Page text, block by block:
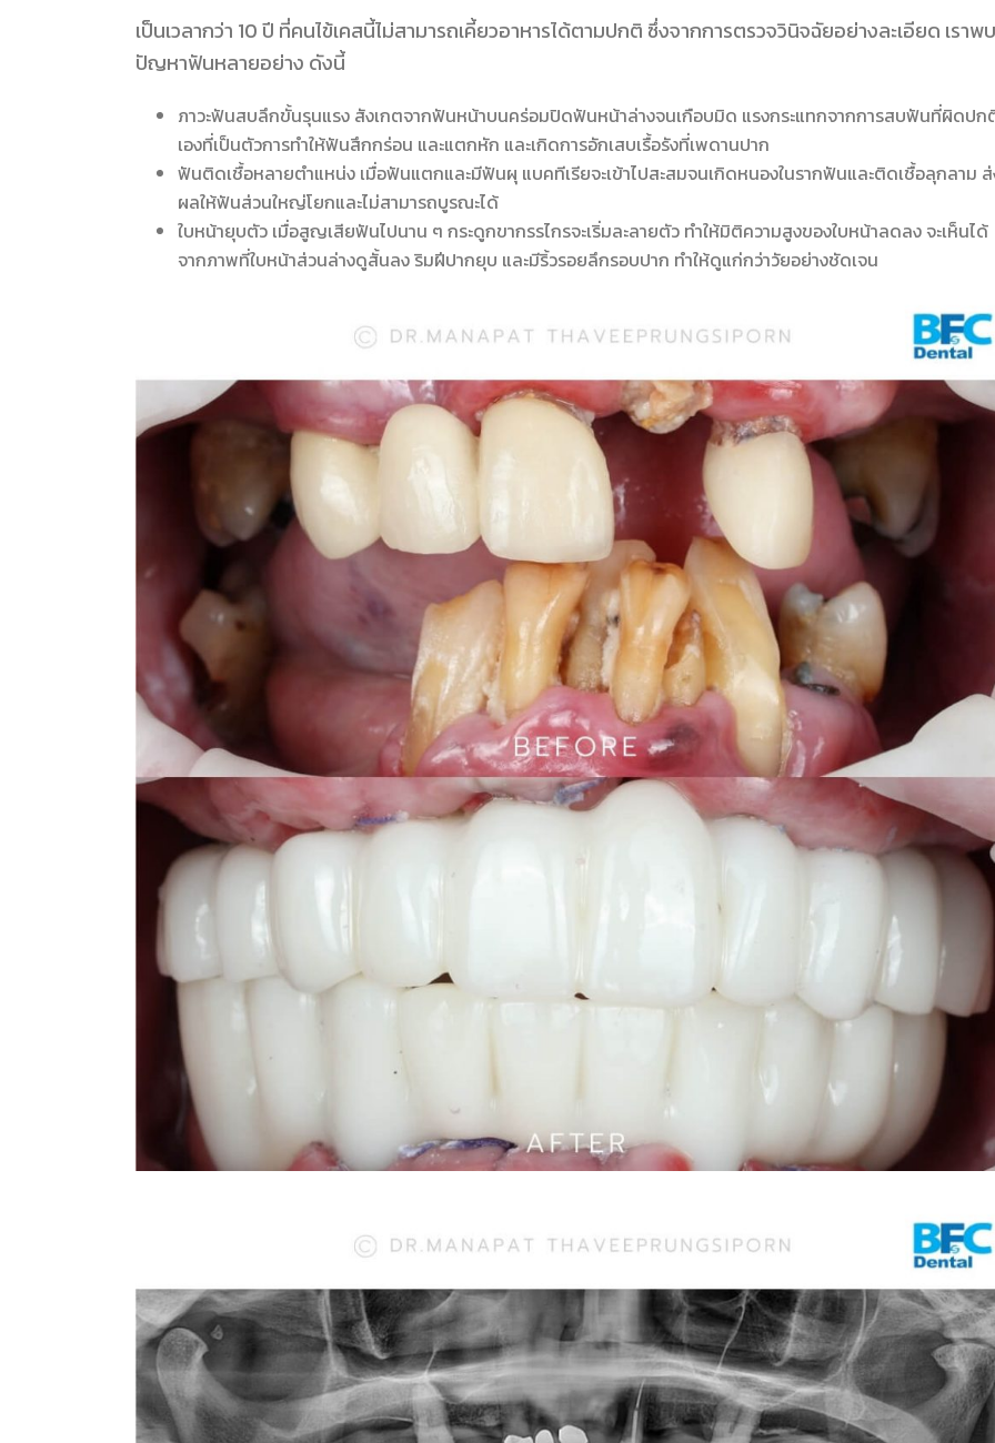
เป็นเวลากว่า 10 ปี ที่คนไข้เคสนี้ไม่สามารถเคี้ยวอาหารได้ตามปกติ ซึ่งจากการตรวจวินิจฉัยอย่างละเอียด เราพบ
ปัญหาฟันหลายอย่าง ดังนี้
ภาวะฟันสบลึกขั้นรุนแรง สังเกตจากฟันหน้าบนคร่อมปิดฟันหน้าล่างจนเกือบมิด แรงกระแทกจากการสบฟันที่ผิดปก
เองที่เป็นตัวการทำให้ฟันสึกกร่อน และแตกหัก และเกิดการอักเสบเรื้อรังที่เพดานปาก
ฟันติดเชื้อหลายตำแหน่ง เมื่อฟันแตกและมีฟันผุ แบคทีเรียจะเข้าไปสะสมจนเกิดหนองในรากฟันและติดเชื้อลุกลาม
ผลให้ฟันส่วนใหญ่โยกและไม่สามารถบูรณะได้
ใบหน้ายุบตัว เมื่อสูญเสียฟันไปนาน ๆ กระดูกขากรรไกรจะเริ่มละลายตัว ทำให้มิติความสูงของใบหน้าลดลง จะเห็นได้
จากภาพที่ใบหน้าส่วนล่างดูสั้นลง ริมฝีปากยุบ และมีริ้วรอยลึกรอบปาก ทำให้ดูแก่กว่าวัยอย่างชัดเจน